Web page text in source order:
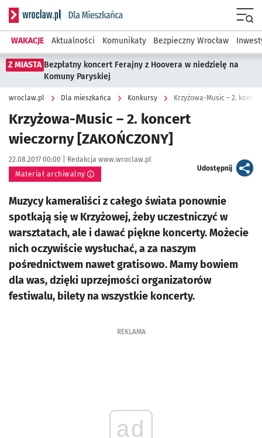
Serwis informacyjny wroclaw.pl podserwis: Dla mieszkańca
WAKACJE Aktualności Komunikaty Bezpieczny Wrocław
Z MIASTA Bezpłatny koncert Ferajny z Hoovera w niedzielę na
Komuny Paryskiej
wroclaw.pl Dla mieszkańca Konkursy Krzyżowa-Music – 2.
Krzyżowa-Music – 2. koncert
wieczorny [ZAKOŃCZONY]
Data publikacji:
22.08.2017 00:00 | Autor:
Redakcja www.wroclaw.pl
Materiał archiwalny
Udostępnijartykuł
Muzycy kameraliści z całego świata ponownie
spotkają się w Krzyżowej, żeby uczestniczyć w
warsztatach, ale i dawać piękne koncerty. Możecie
nich oczywiście wysłuchać, a za naszym
pośrednictwem nawet gratisowo. Mamy bowiem
dla was, dzięki uprzejmości organizatorów
festiwalu, bilety na wszystkie koncerty.
REKLAMA
ad